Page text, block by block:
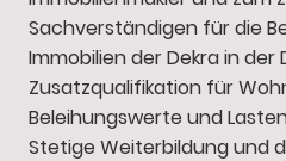
Sachverständigen für die
Immobilien der Dekra in der
Zusatzqualifikation für
Beleihungswerte und
Stetige Weiterbildung und